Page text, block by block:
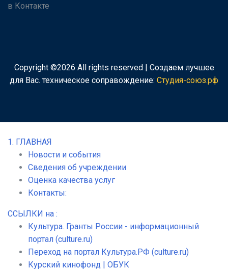
в Контакте
Copyright ©2026 All rights reserved | Создаем лучшее
для Вас.техническое соправождение: Студия-союз.рф
1. ГЛАВНАЯ
Новости и события
Сведения об учреждении
Оценка качества услуг
Контакты:
ССЫЛКИ на :
Культура. Гранты России - информационный
портал (culture.ru)
Переход на портал Культура.РФ (culture.ru)
Курский кинофонд | ОБУК